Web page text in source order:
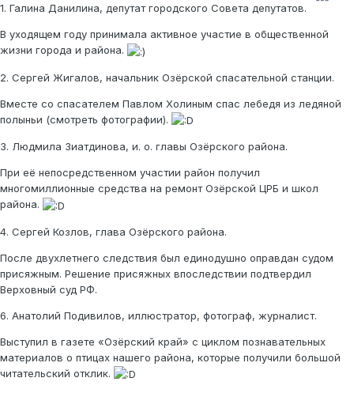
1. Галина Данилина, депутат городского Совета депутатов.
В уходящем году принимала активное участие в общественной
жизни города и района.
2. Сергей Жигалов, начальник Озёрской спасательной станции.
Вместе со спасателем Павлом Холиным спас лебедя из ледяной
полыньи (смотреть фотографии).
3. Людмила Зиатдинова, и. о. главы Озёрского района.
При её непосредственном участии район получил
многомиллионные средства на ремонт Озёрской ЦРБ и школ
района.
4. Сергей Козлов, глава Озёрского района.
После двухлетнего следствия был единодушно оправдан судом
присяжным. Решение присяжных впоследствии подтвердил
Верховный суд РФ.
6. Анатолий Подивилов, иллюстратор, фотограф, журналист.
Выступил в газете «Озёрский край» с циклом познавательных
материалов о птицах нашего района, которые получили большой
читательский отклик.